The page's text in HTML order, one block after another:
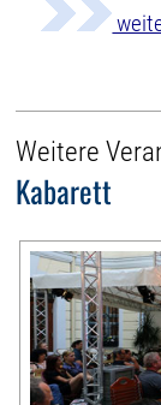
Weitere
Kabarett